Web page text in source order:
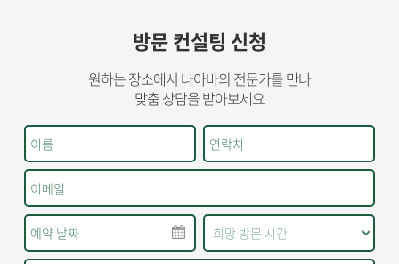
방문 컨설팅 신청
원하는 장소에서 나아바의 전문가를 만나
맞춤 상담을 받아보세요